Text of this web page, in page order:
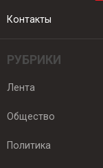
Контакты
РУБРИКИ
Лента
Общество
Политика